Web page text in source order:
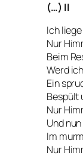
(…) II
Ich
Nur
Beim
Werd
Ein
Bespült
Nur
Und
Im
Nur